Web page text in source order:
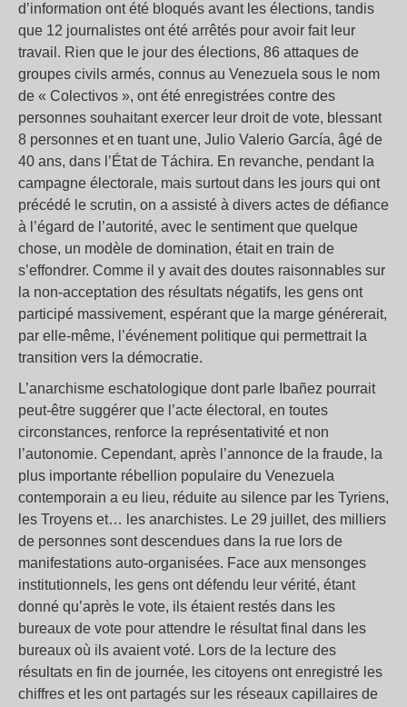
d’information ont été bloqués avant les élections, tandis
que 12 journalistes ont été arrêtés pour avoir fait leur
travail. Rien que le jour des élections, 86 attaques de
groupes civils armés, connus au Venezuela sous le nom
de « Colectivos », ont été enregistrées contre des
personnes souhaitant exercer leur droit de vote, blessant
8 personnes et en tuant une, Julio Valerio García, âgé de
40 ans, dans l’État de Táchira. En revanche, pendant la
campagne électorale, mais surtout dans les jours qui ont
précédé le scrutin, on a assisté à divers actes de défiance
à l’égard de l’autorité, avec le sentiment que quelque
chose, un modèle de domination, était en train de
s’effondrer. Comme il y avait des doutes raisonnables sur
la non-acceptation des résultats négatifs, les gens ont
participé massivement, espérant que la marge générerait,
par elle-même, l’événement politique qui permettrait la
transition vers la démocratie.
L’anarchisme eschatologique dont parle Ibañez pourrait
peut-être suggérer que l’acte électoral, en toutes
circonstances, renforce la représentativité et non
l’autonomie. Cependant, après l’annonce de la fraude, la
plus importante rébellion populaire du Venezuela
contemporain a eu lieu, réduite au silence par les Tyriens,
les Troyens et… les anarchistes. Le 29 juillet, des milliers
de personnes sont descendues dans la rue lors de
manifestations auto-organisées. Face aux mensonges
institutionnels, les gens ont défendu leur vérité, étant
donné qu’après le vote, ils étaient restés dans les
bureaux de vote pour attendre le résultat final dans les
bureaux où ils avaient voté. Lors de la lecture des
résultats en fin de journée, les citoyens ont enregistré les
chiffres et les ont partagés sur les réseaux capillaires de